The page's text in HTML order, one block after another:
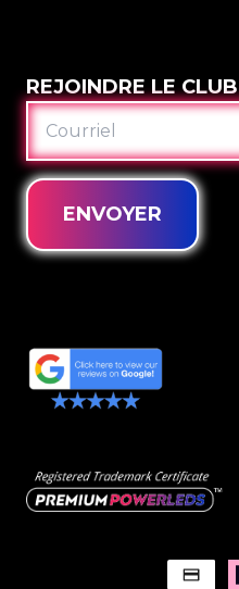
REJOINDRE LE CLUB
COURRIEL
ENVOYER